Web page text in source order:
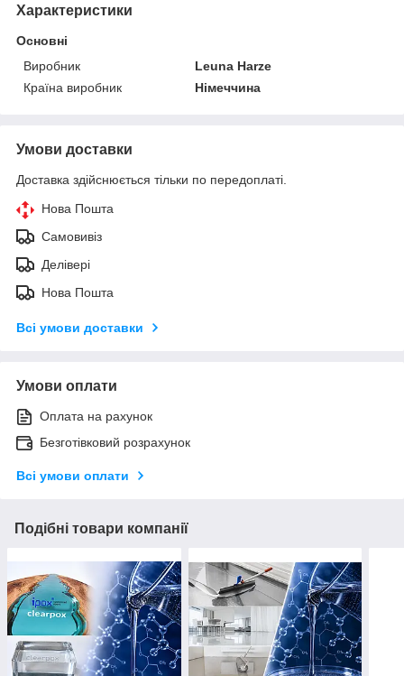
Характеристики
Основні
Виробник
Leuna Harze
Країна виробник
Німеччина
Умови доставки
Доставка здійснюється тільки по передоплаті.
Нова Пошта
Самовивіз
Делівері
Нова Пошта
Всі умови доставки
Умови оплати
Оплата на рахунок
Безготівковий розрахунок
Всі умови оплати
Подібні товари компанії